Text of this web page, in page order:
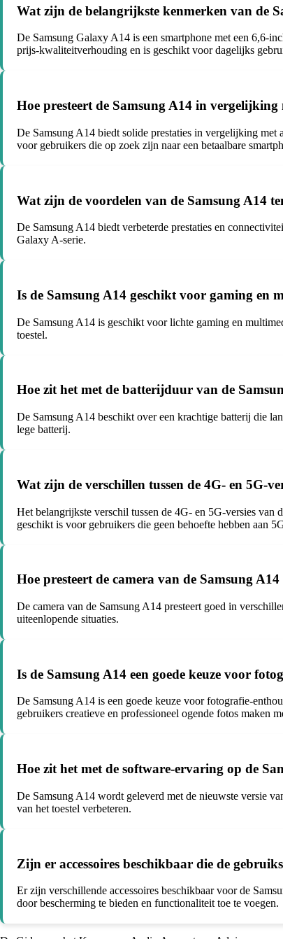
Wat zijn de belangrijkste kenmerken van de
De Samsung Galaxy A14 is een smartphone met een 6,6-
prijs-kwaliteitverhouding en is geschikt voor dagelijks
Hoe presteert de Samsung A14 in
De Samsung A14 biedt solide prestaties in vergelijking met
voor gebruikers die op zoek zijn naar een betaalbare
Wat zijn de voordelen van de Samsung A14
De Samsung A14 biedt verbeterde prestaties en
Galaxy A-serie.
Is de Samsung A14 geschikt voor gaming en
De Samsung A14 is geschikt voor lichte gaming en
toestel.
Hoe zit het met de batterijduur van de
De Samsung A14 beschikt over een krachtige batterij die
lege batterij.
Wat zijn de verschillen tussen de 4G- en 5G-
Het belangrijkste verschil tussen de 4G- en 5G-versies
geschikt is voor gebruikers die geen behoefte hebben aan
Hoe presteert de camera van de Samsung
De camera van de Samsung A14 presteert goed in
uiteenlopende situaties.
Is de Samsung A14 een goede keuze voor
De Samsung A14 is een goede keuze voor fotografie-
gebruikers creatieve en professioneel ogende fotos maken
Hoe zit het met de software-ervaring op de
De Samsung A14 wordt geleverd met de nieuwste versie
van het toestel verbeteren.
Zijn er accessoires beschikbaar die de
Er zijn verschillende accessoires beschikbaar voor de
door bescherming te bieden en functionaliteit toe te voegen.